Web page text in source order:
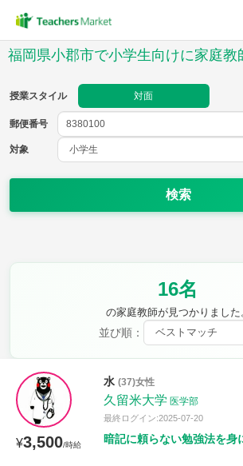
福岡県小郡市で小学生向けに家庭教
授業スタイル 対面
郵便番号
対象
検索
16名
の家庭教師が見つかりました
並び順：
¥3,500/時給
水 (37)女性
久留米大学 医学部
最終ログイン:2025-07-20
暗記に頼らない勉強法を身
郵便番号
教科
理科
保健・体育 図画工作
時給：¥1,000 ～ ¥10,000
授業可能日